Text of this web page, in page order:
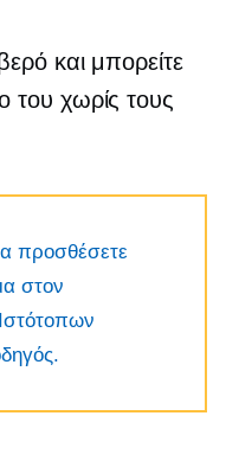
και μπορείτε
του χωρίς τους
προσθέσετε
στον